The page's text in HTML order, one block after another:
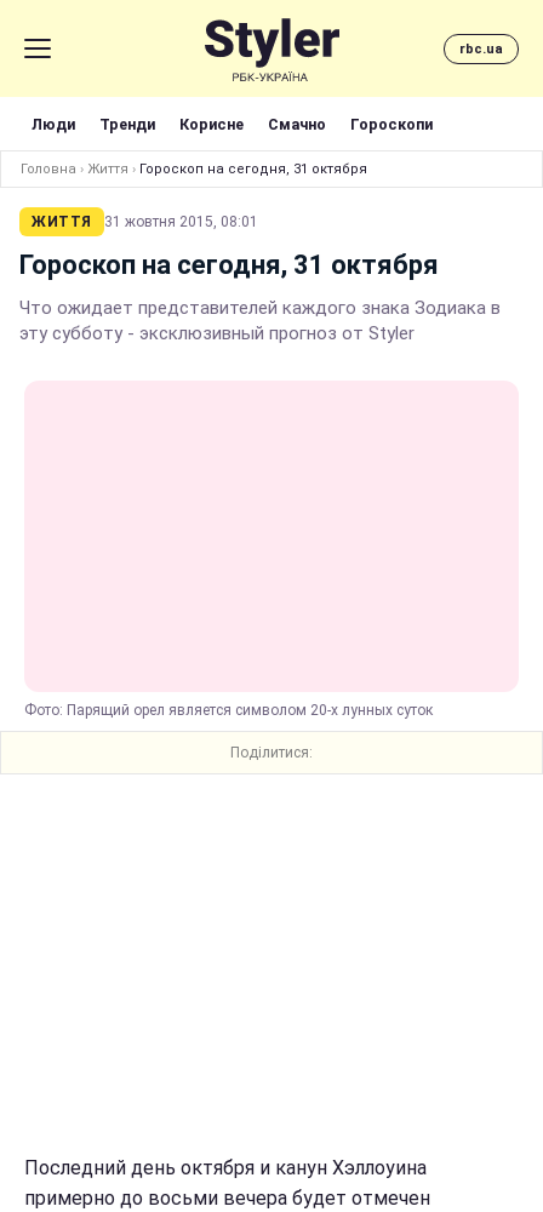
rbc.ua
Люди Тренди Корисне Смачно Гороскопи
Головна › Життя › Гороскоп на сегодня, 31 октября
ЖИТТЯ 31 жовтня 2015, 08:01
Гороскоп на сегодня, 31 октября
Что ожидает представителей каждого знака Зодиака в
эту субботу - эксклюзивный прогноз от Styler
Фото: Парящий орел является символом 20-х лунных суток
Поділитися:
Последний день октября и канун Хэллоуина
примерно до восьми вечера будет отмечен